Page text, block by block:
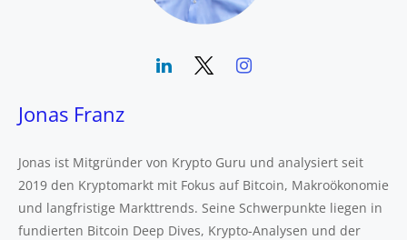
Jonas Franz
Jonas ist Mitgründer von Krypto Guru und analysiert seit
2019 den Kryptomarkt mit Fokus auf Bitcoin, Makroökonomie
und langfristige Markttrends. Seine Schwerpunkte liegen in
fundierten Bitcoin Deep Dives, Krypto-Analysen und der